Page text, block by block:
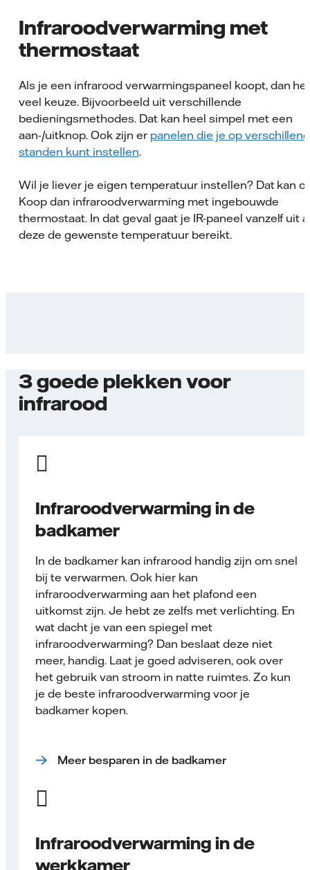
Infraroodverwarming met
thermostaat
Als je een infrarood verwarmingspaneel koopt, dan
veel keuze. Bijvoorbeeld uit verschillende
bedieningsmethodes. Dat kan heel simpel met een
aan-/uitknop. Ook zijn er panelen die je op
standen kunt instellen.
Wil je liever je eigen temperatuur instellen? Dat kan
Koop dan infraroodverwarming met ingebouwde
thermostaat. In dat geval gaat je IR-paneel vanzelf uit
deze de gewenste temperatuur bereikt.
3 goede plekken voor
infrarood
Infraroodverwarming in de
badkamer
In de badkamer kan infrarood handig zijn om snel
bij te verwarmen. Ook hier kan
infraroodverwarming aan het plafond een
uitkomst zijn. Je hebt ze zelfs met verlichting. En
wat dacht je van een spiegel met
infraroodverwarming? Dan beslaat deze niet
meer, handig. Laat je goed adviseren, ook over
het gebruik van stroom in natte ruimtes. Zo kun
je de beste infraroodverwarming voor je
badkamer kopen.
Meer besparen in de badkamer
Infraroodverwarming in de
werkkamer